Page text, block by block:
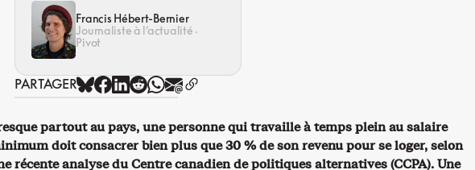
Francis Hébert-Bernier
Journaliste à l’actualité ·
Pivot
PARTAGER
partout au pays, une personne qui travaille à temps plein au salaire
doit consacrer bien plus que 30 % de son revenu pour se loger, selon
récente analyse du Centre canadien de politiques alternatives (CCPA). Une